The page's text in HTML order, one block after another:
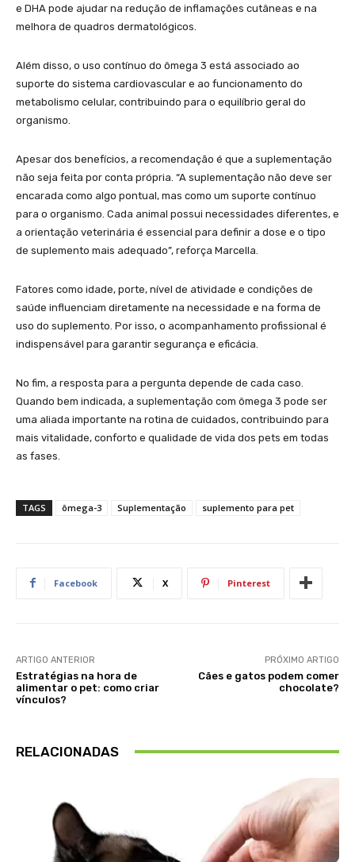
e DHA pode ajudar na redução de inflamações cutâneas e na
melhora de quadros dermatológicos.
Além disso, o uso contínuo do ômega 3 está associado ao
suporte do sistema cardiovascular e ao funcionamento do
metabolismo celular, contribuindo para o equilíbrio geral do
organismo.
Apesar dos benefícios, a recomendação é que a suplementação
não seja feita por conta própria. “A suplementação não deve ser
encarada como algo pontual, mas como um suporte contínuo
para o organismo. Cada animal possui necessidades diferentes, e
a orientação veterinária é essencial para definir a dose e o tipo
de suplemento mais adequado”, reforça Marcella.
Fatores como idade, porte, nível de atividade e condições de
saúde influenciam diretamente na necessidade e na forma de
uso do suplemento. Por isso, o acompanhamento profissional é
indispensável para garantir segurança e eficácia.
No fim, a resposta para a pergunta depende de cada caso.
Quando bem indicada, a suplementação com ômega 3 pode ser
uma aliada importante na rotina de cuidados, contribuindo para
mais vitalidade, conforto e qualidade de vida dos pets em todas
as fases.
TAGS ômega-3 Suplementação suplemento para pet
Facebook X Pinterest
ARTIGO ANTERIOR
Estratégias na hora de
alimentar o pet: como criar
vínculos?
PRÓXIMO ARTIGO
Cães e gatos podem comer
chocolate?
RELACIONADAS